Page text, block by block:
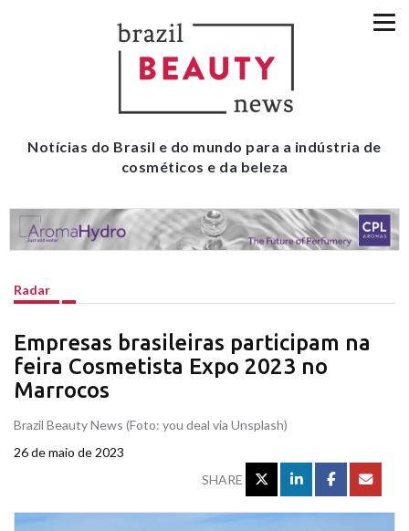
Notícias do Brasil e do mundo para a indústria de
cosméticos e da beleza
Radar
Empresas brasileiras participam na
feira Cosmetista Expo 2023 no
Marrocos
Brazil Beauty News (Foto: you deal via Unsplash)
26 de maio de 2023
SHARE